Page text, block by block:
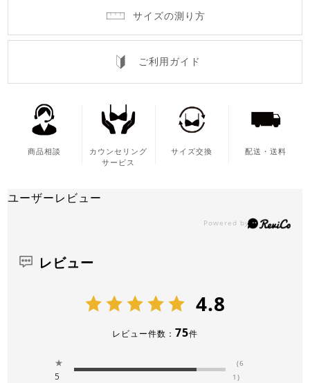
サイズの測り方
ご利用ガイド
商品相談
カウンセリング
サービス
サイズ交換 配送・送料
ユーザーレビュー
レビュー
4.8
レビュー件数： 75件
★
5
(6
1)